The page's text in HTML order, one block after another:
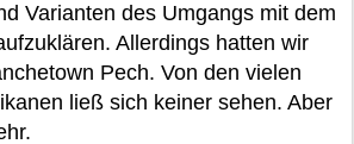
Varianten des Umgangs mit dem
Allerdings hatten wir
Pech. Von den vielen
ließ sich keiner sehen. Aber